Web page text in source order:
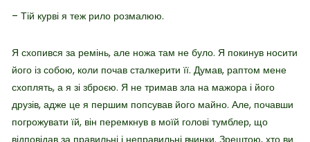
– Тій курві я теж рило розмалюю.
Я схопився за ремінь, але ножа там не було. Я покинув носити
його із собою, коли почав сталкерити її. Думав, раптом мене
схоплять, а я зі зброєю. Я не тримав зла на мажора і його
друзів, адже це я першим попсував його майно. Але, почавши
погрожувати їй, він перемкнув в моїй голові тумблер, що
відповідав за правильні і неправильні вчинки. Зрештою, хто ви